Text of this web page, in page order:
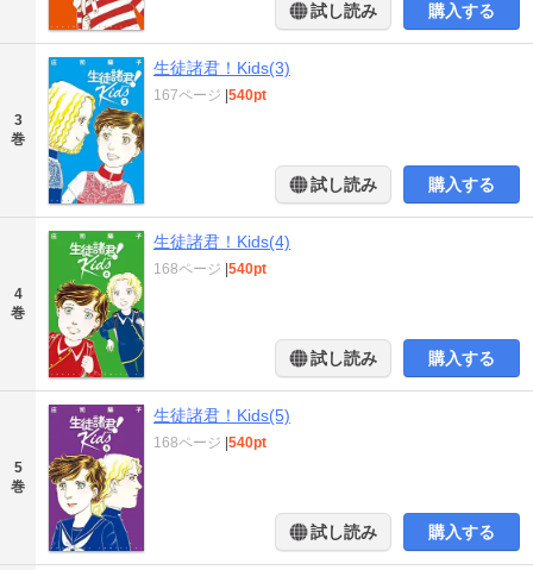
試し読み 購入する
3
巻
生徒諸君！Kids(3)
167ページ 540pt
試し読み 購入する
4
巻
生徒諸君！Kids(4)
168ページ 540pt
試し読み 購入する
5
巻
生徒諸君！Kids(5)
168ページ 540pt
試し読み 購入する